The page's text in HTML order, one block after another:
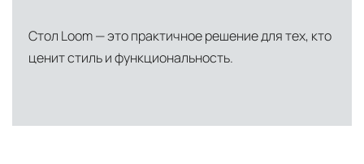
Лондон, Великобритания—
логистический хаб для европейского рынка
Стол Loom — это практичное решение для тех, кто
ценит стиль и функциональность.